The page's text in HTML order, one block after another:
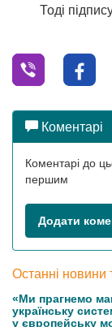
Тоді
Коментарі
Коментарі до
першим
Додати
Останні новини
«Ми прагнемо
українську
у європейську